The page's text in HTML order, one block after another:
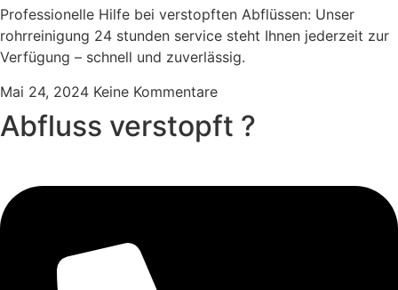
Professionelle Hilfe bei verstopften Abflüssen: Unser
rohrreinigung 24 stunden service steht Ihnen jederzeit zur
Verfügung – schnell und zuverlässig.
Mai 24, 2024 Keine Kommentare
Abfluss verstopft ?